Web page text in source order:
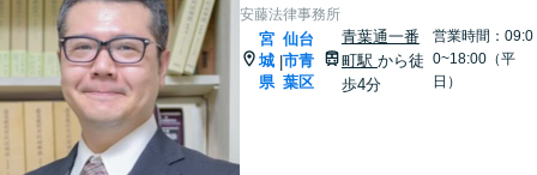
安藤法律事務所
宮
城
県
|
仙台
市青
葉区
青葉通一番
町駅 から徒
歩4分
営業時間：09:0
0~18:00（平
日）